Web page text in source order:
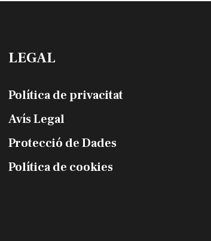
LEGAL
Política de privacitat
Avís Legal
Protecció de Dades
Política de cookies